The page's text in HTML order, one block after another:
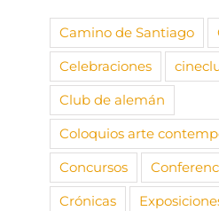
Camino de Santiago
Celebraciones
Club de alemán
Coloquios arte
Concursos
Crónicas